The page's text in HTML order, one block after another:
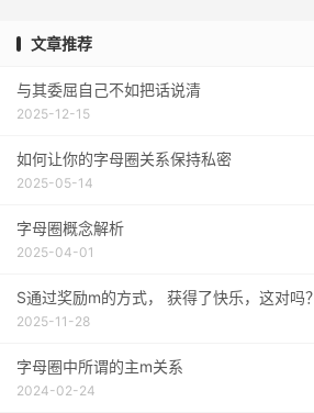
文章推荐
与其委屈自己不如把话说清
2025-12-15
如何让你的字母圈关系保持私密
2025-05-14
字母圈概念解析
2025-04-01
S通过奖励m的方式， 获得了快乐，这对吗？
2025-11-28
字母圈中所谓的主m关系
2024-02-24